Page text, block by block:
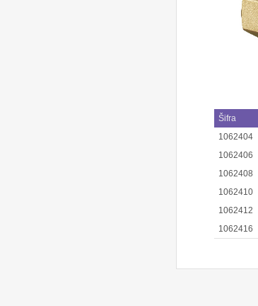
Šifra
1062404
1062406
1062408
1062410
1062412
1062416